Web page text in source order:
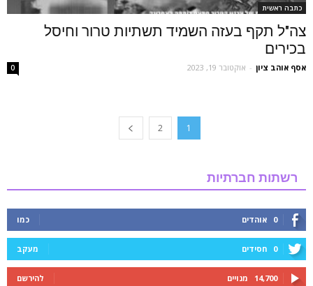
כתבה ראשית
צה"ל תקף בעזה השמיד תשתיות טרור וחיסל
בכירים
אסף אוהב ציון - אוקטובר 19, 2023 0
1
2
רשתות חברתיות
0 אוהדים כמו
0 חסידים מעקב
14,700 מנויים להירשם